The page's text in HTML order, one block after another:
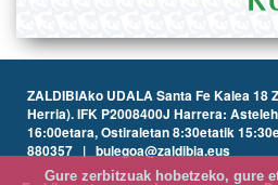
ZALDIBIAko UDALA Santa Fe Kalea 18
Herria). IFK P2008400J Harrera:
16:00etara, Ostiraletan 8:30etatik
880357 | bulegoa@zaldibia.eus
Gure zerbitzuak hobetzeko, gure